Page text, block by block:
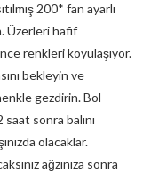
200* fan ayarlı
Üzerleri hafif
renkleri koyulaşıyor.
bekleyin ve
gezdirin. Bol
sonra balını
olacaklar.
ağzınıza sonra